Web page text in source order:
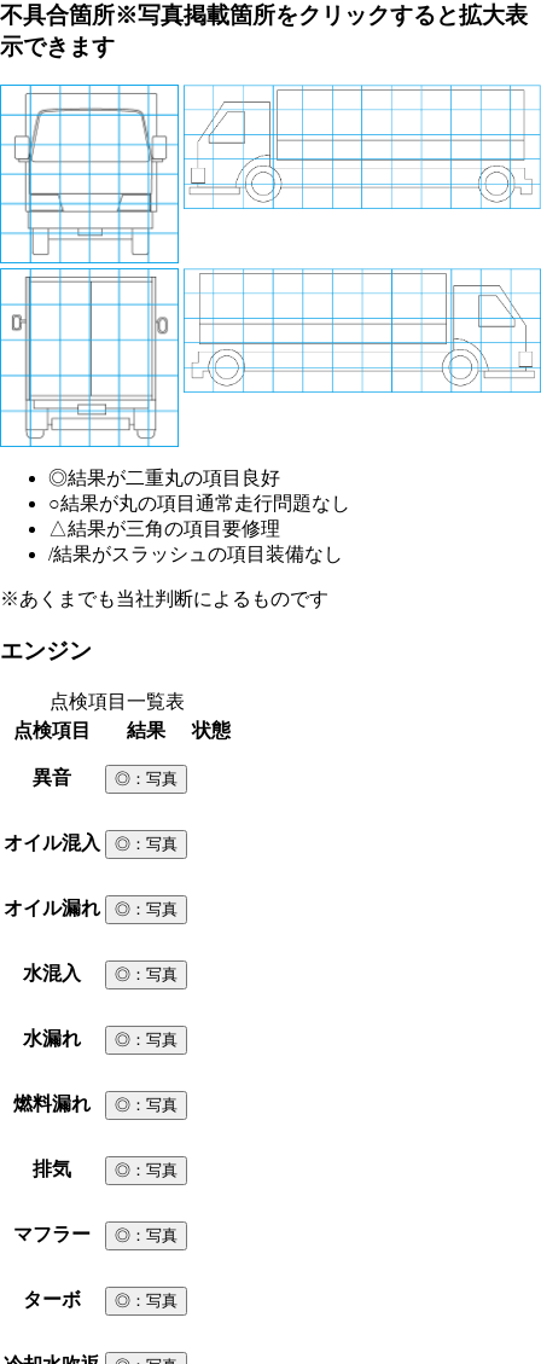
不具合箇所※写真掲載箇所をクリックすると拡大表
示できます
◎結果が二重丸の項目 良好
○結果が丸の項目 通常走行問題なし
△結果が三角の項目 要修理
/結果がスラッシュの項目 装備なし
※あくまでも当社判断によるものです
エンジン
点検項目一覧表
点検項目
結果 状態
異音 ◎ ：写真
オイル混入 ◎ ：写真
オイル漏れ ◎ ：写真
水混入 ◎ ：写真
水漏れ ◎ ：写真
燃料漏れ ◎ ：写真
排気 ◎ ：写真
マフラー ◎ ：写真
ターボ ◎ ：写真